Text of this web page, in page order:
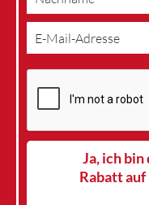
Ja, ich
Rabatt